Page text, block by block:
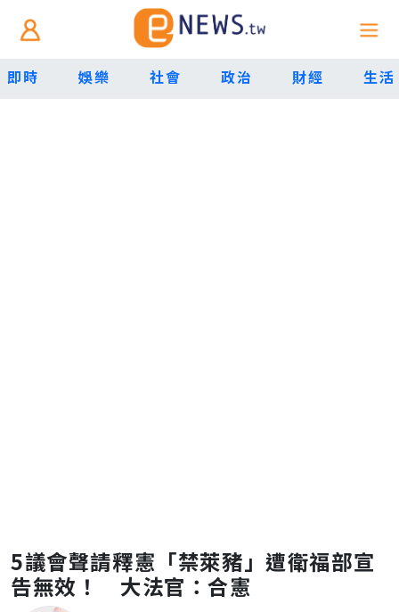
即時 娛樂 社會 政治 財經 生活
5議會聲請釋憲「禁萊豬」遭衛福部宣
告無效！ 大法官：合憲